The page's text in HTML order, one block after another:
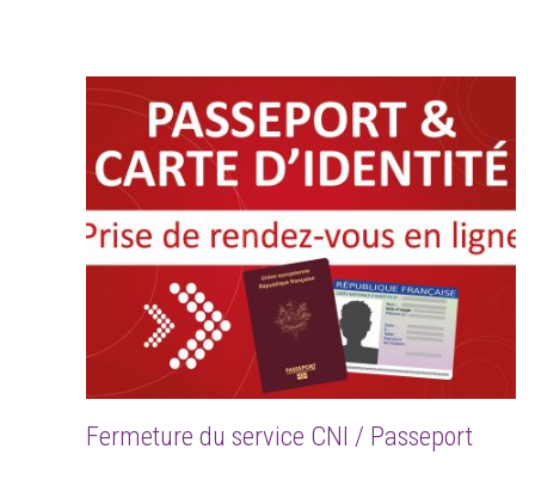
Fermeture du service CNI / Passeport